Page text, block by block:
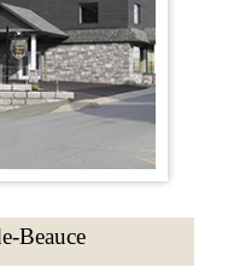
Beauce